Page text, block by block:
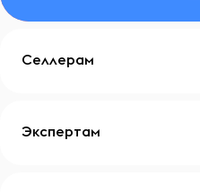
Селлерам
Экспертам